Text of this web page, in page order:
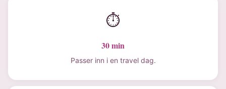
⏱
30 min
Passer inn i en travel dag.